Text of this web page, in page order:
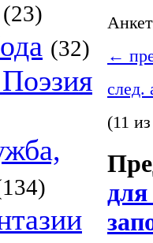
(23)
(32)
←
след.
(11
для